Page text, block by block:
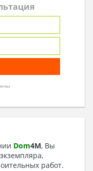
Dom4M, Вы
работ.